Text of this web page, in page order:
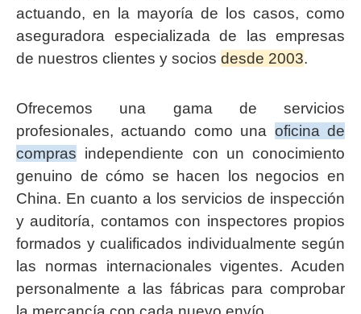
actuando, en la mayoría de los casos, como
aseguradora especializada de las empresas
de nuestros clientes y socios desde 2003.
Ofrecemos una gama de servicios
profesionales, actuando como una oficina de
compras independiente con un conocimiento
genuino de cómo se hacen los negocios en
China. En cuanto a los servicios de inspección
y auditoría, contamos con inspectores propios
formados y cualificados individualmente según
las normas internacionales vigentes. Acuden
personalmente a las fábricas para comprobar